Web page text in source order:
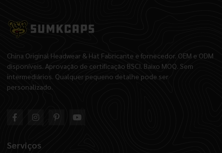
China Original Headwear & Hat Fabricante e fornecedor. OEM e ODM
disponíveis. Aprovação de certificação BSCI. Baixo MOQ. Sem
intermediários. Qualquer pequeno detalhe pode ser
personalizado.
Serviços